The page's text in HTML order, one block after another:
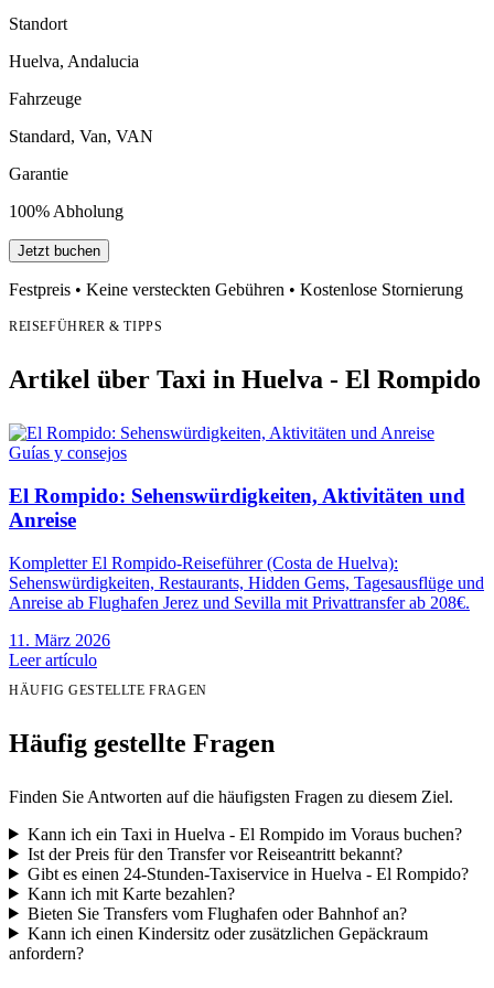
Standort
Huelva, Andalucia
Fahrzeuge
Standard, Van, VAN
Garantie
100% Abholung
Jetzt buchen
Festpreis • Keine versteckten Gebühren • Kostenlose Stornierung
REISEFÜHRER & TIPPS
Artikel über Taxi in Huelva - El Rompido
Guías y consejos
El Rompido: Sehenswürdigkeiten, Aktivitäten und
Anreise
Kompletter El Rompido-Reiseführer (Costa de Huelva):
Sehenswürdigkeiten, Restaurants, Hidden Gems, Tagesausflüge und
Anreise ab Flughafen Jerez und Sevilla mit Privattransfer ab 208€.
11. März 2026
Leer artículo
HÄUFIG GESTELLTE FRAGEN
Häufig gestellte Fragen
Finden Sie Antworten auf die häufigsten Fragen zu diesem Ziel.
Kann ich ein Taxi in Huelva - El Rompido im Voraus buchen?
Ist der Preis für den Transfer vor Reiseantritt bekannt?
Gibt es einen 24-Stunden-Taxiservice in Huelva - El Rompido?
Kann ich mit Karte bezahlen?
Bieten Sie Transfers vom Flughafen oder Bahnhof an?
Kann ich einen Kindersitz oder zusätzlichen Gepäckraum
anfordern?